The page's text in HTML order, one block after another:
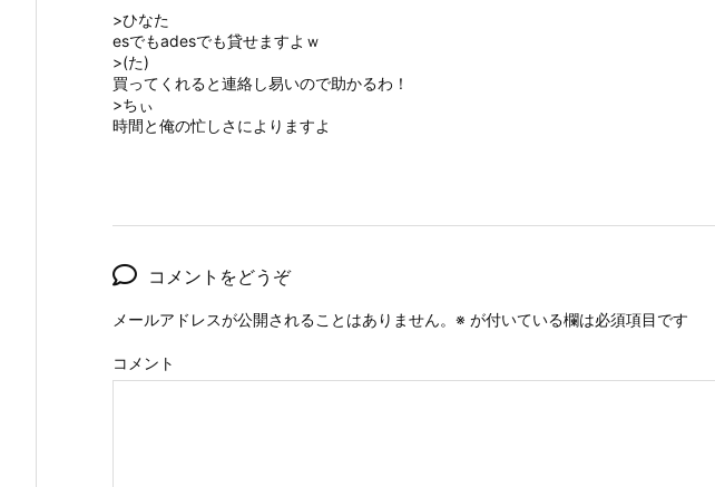
>ひなた
esでもadesでも貸せますよｗ
>(た)
買ってくれると連絡し易いので助かるわ！
>ちぃ
時間と俺の忙しさによりますよ
コメントをどうぞ
メールアドレスが公開されることはありません。 ※ が付いている欄は必須項目です
コメント